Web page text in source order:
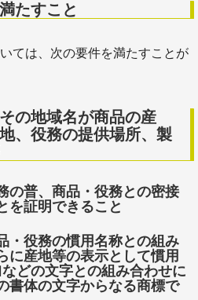
たすこと
ては、次の要件を満たすことが
の地域名が商品の産
、役務の提供場所、製
の普、商品・役務との密接
を証明できること
・役務の慣用名称との組み
に産地等の表示として慣用
どの文字との組み合わせに
書体の文字からなる商標で